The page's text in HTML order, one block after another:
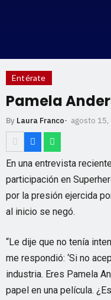
Entérate
Pamela
By Laura Franco- agosto 15,
En una entrevista
participación en
por la presión ejercida
al inicio se negó.
“Le dije que no tenía
me respondió: ‘Si no
industria. Eres Pamela
papel en una película.